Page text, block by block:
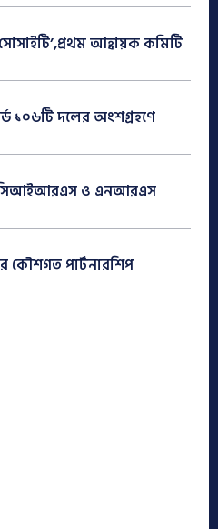
আহ্বায়ক কমিটি
১০৬টি দলের অংশগ্রহণে
সিআইআরএস ও এনআরএস
কৌশগত পার্টনারশিপ